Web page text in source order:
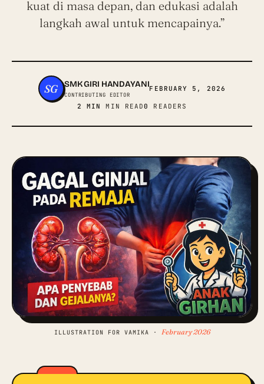
kuat di masa depan, dan edukasi adalah
langkah awal untuk mencapainya.”
SG SMK GIRI HANDAYANI
CONTRIBUTING EDITOR
FEBRUARY 5, 2026
2 MIN MIN READ0 READERS
ILLUSTRATION FOR VAMIKA · February 2026